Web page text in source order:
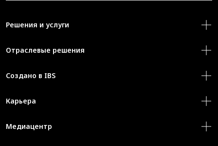
Решения и услуги
Отраслевые решения
Создано в IBS
Карьера
Медиацентр